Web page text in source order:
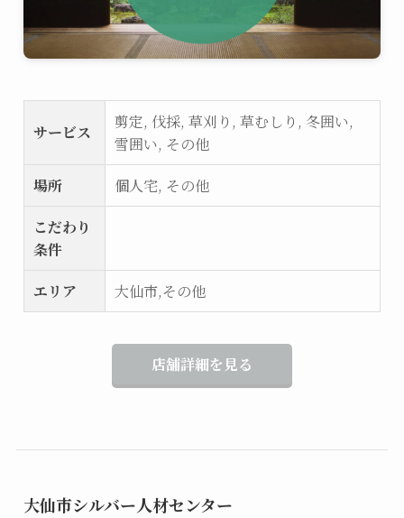
サービス
剪定, 伐採, 草刈り, 草むしり, 冬囲い,
雪囲い, その他
場所
個人宅, その他
こだわり
条件
エリア
大仙市,その他
店舗詳細を見る
大仙市シルバー人材センター